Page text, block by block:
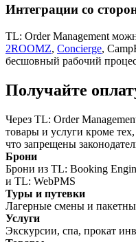
Интеграции со
TL: Order Management
2ROOMZ, Concierge,
бесшовный рабочий
Получайте
Через TL: Order
товары и услуги кроме тех,
что запрещены
Брони
Брони из TL: Booking
и TL: WebPMS
Туры и путевки
Лагерные смены и
Услуги
Экскурсии, спа, прокат